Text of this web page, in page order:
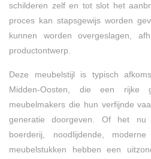
schilderen zelf en tot slot het
proces kan stapsgewijs worden
kunnen worden overgeslagen,
productontwerp.
Deze meubelstijl is typisch
Midden-Oosten, die een rijke
meubelmakers die hun verfijnde
generatie doorgeven. Of het nu
boerderij, noodlijdende,
meubelstukken hebben een